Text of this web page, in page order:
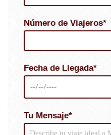
Número de Viajeros*
Fecha de Llegada*
Tu Mensaje*